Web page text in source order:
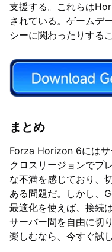
支援する。これらは
されている。ゲームデ
シーに関わったりする
まとめ
Forza Horizon 6にはサ
クロスリージョンでプ
な不満を感じており、
ある問題だ。しかし、
最適化を使えば、接続
サーバー間を自由に切
楽しむなら、今すぐ試